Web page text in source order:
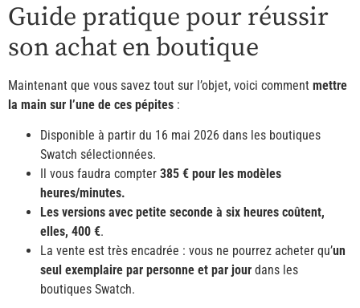
Guide pratique pour réussir
son achat en boutique
Maintenant que vous savez tout sur l’objet, voici comment mettre
la main sur l’une de ces pépites :
Disponible à partir du 16 mai 2026 dans les boutiques
Swatch sélectionnées.
Il vous faudra compter 385 € pour les modèles
heures/minutes.
Les versions avec petite seconde à six heures coûtent,
elles, 400 €.
La vente est très encadrée : vous ne pourrez acheter qu’un
seul exemplaire par personne et par jour dans les
boutiques Swatch.